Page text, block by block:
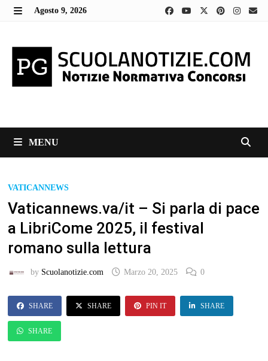
Skip
Agosto 9, 2026
MENU
VATICANNEWS
Vaticannews.va/it – Si parla di pace
a LibriCome 2025, il festival
romano sulla lettura
by Scuolanotizie.com Marzo 20, 2025 0
SHARE SHARE PIN IT SHARE
SHARE